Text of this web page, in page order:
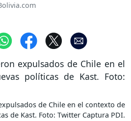
de Chile en el contexto de
de Kast. Foto: Twitter Captura PDI.